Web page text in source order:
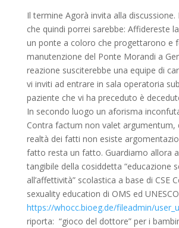
Il termine Agorà invita alla
che quindi porrei sarebbe: Affidereste
un ponte a coloro che progettarono e
manutenzione del Ponte Morandi a
reazione susciterebbe una equipe di
vi inviti ad entrare in sala operatoria
paziente che vi ha preceduto è
In secondo luogo un aforisma
Contra factum non valet argumentum,
realtà dei fatti non esiste
fatto resta un fatto. Guardiamo allora
tangibile della cosiddetta “educazione
all’affettività” scolastica a base di CSE
sexuality education di OMS ed UNESCO
https://whocc.bioeg.de/fileadmin/
riporta: “gioco del dottore” per i